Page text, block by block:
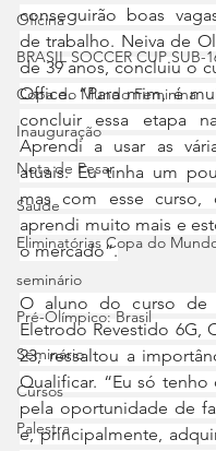
Oficina
BRASIL SOCCER CUP SUB-
Copa do Mundo Feminina
Inauguração
Nota de Pesar
Saude
Eliminatórias Copa do
seminário
Pré-Olímpico: Brasil
Seminário
Cursos
Palestra
conseguirão boas
de trabalho. Neiva de
de 39 anos, concluiu o
Office. “Para mim, é
concluir essa etapa
Aprendi a usar as
atuais. Eu tinha um
mas com esse curso,
aprendi muito mais e
o mercado”.
O aluno do curso de
Eletrodo Revestido 6G,
23, ressaltou a
Qualificar. “Eu só tenho
pela oportunidade de
e, principalmente,